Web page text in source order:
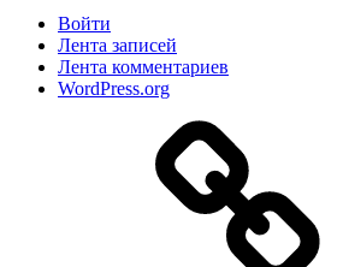
Войти
Лента записей
Лента комментариев
WordPress.org